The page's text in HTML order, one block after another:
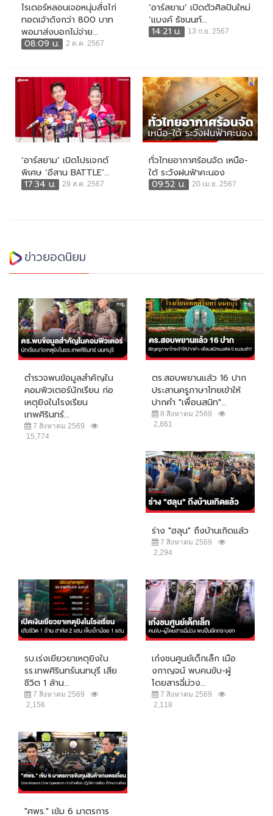
ไรเดอร์หลอนเจอหนุ่มสั่งไก่
ทอดเจ้าดังกว่า 800 บาท
พอมาส่งบอกไม่จ่าย...
08:09 น.
2 ต.ค. 2567
‘อาร์สยาม’ เปิดตัวศิลปินใหม่
‘แบงค์ ธัชนนท์...
14:21 น.
13 ก.ย. 2567
‘อาร์สยาม’ เปิดโปรเจกต์
พิเศษ ‘อีสาน BATTLE’...
17:34 น.
29 ส.ค. 2567
ทั่วไทยอากาศร้อนจัด เหนือ-
ใต้ ระวังฝนฟ้าคะนอง
09:52 น.
20 เม.ย. 2567
ข่าวยอดนิยม
ตำรวจพบข้อมูลสำคัญใน
คอมพิวเตอร์นักเรียน ก่อ
เหตุยิงในโรงเรียน
เทพศิรินทร์...
7 สิงหาคม 2569
15,774
ตร.สอบพยานแล้ว 16 ปาก
ประสานครูภาษาไทยเข้าให้
ปากคำ "เพื่อนสนิท"...
8 สิงหาคม 2569
2,861
ร่าง "ฮลุน" ถึงบ้านเกิดแล้ว
7 สิงหาคม 2569
2,294
รบ.เร่งเยียวยาเหตุยิงใน
รร.เทพศิรินทร์นนทบุรี เสีย
ชีวิต 1 ล้าน...
7 สิงหาคม 2569
2,156
เก๋งชนศูนย์เด็กเล็ก เมือ
งกาญจน์ พบคนขับ-ผู้
โดยสารฉี่ม่วง...
7 สิงหาคม 2569
2,118
"ศพร." เข้ม 6 มาตรการ